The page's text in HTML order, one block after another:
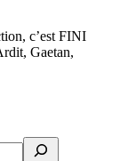
c’est FINI
Gaetan,